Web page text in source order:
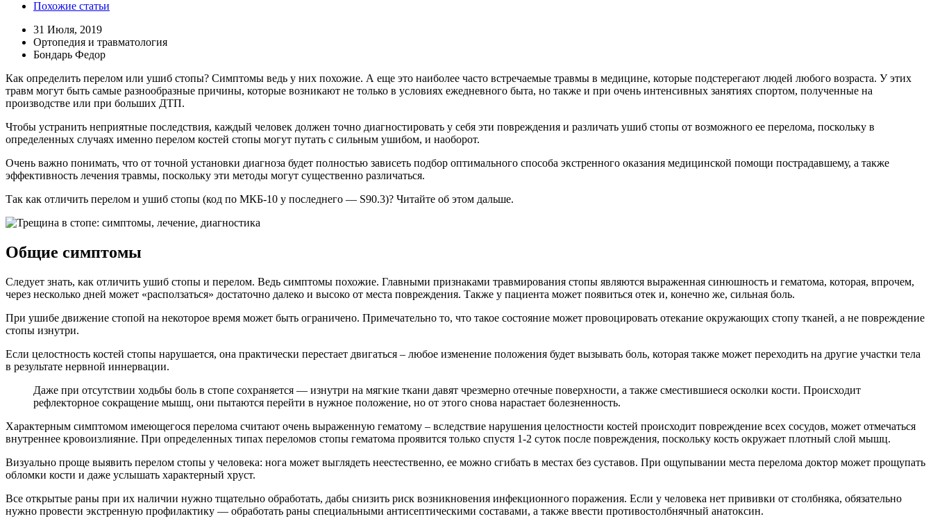
Похожие статьи
31 Июля, 2019
Ортопедия и травматология
Бондарь Федор
Как определить перелом или ушиб стопы? Симптомы ведь у них похожие. А еще это наиболее часто встречаемые травмы в медицине, которые подстерегают людей любого возраста. У этих
травм могут быть самые разнообразные причины, которые возникают не только в условиях ежедневного быта, но также и при очень интенсивных занятиях спортом, полученные на
производстве или при больших ДТП.
Чтобы устранить неприятные последствия, каждый человек должен точно диагностировать у себя эти повреждения и различать ушиб стопы от возможного ее перелома, поскольку в
определенных случаях именно перелом костей стопы могут путать с сильным ушибом, и наоборот.
Очень важно понимать, что от точной установки диагноза будет полностью зависеть подбор оптимального способа экстренного оказания медицинской помощи пострадавшему, а также
эффективность лечения травмы, поскольку эти методы могут существенно различаться.
Так как отличить перелом и ушиб стопы (код по МКБ-10 у последнего — S90.3)? Читайте об этом дальше.
Общие симптомы
Следует знать, как отличить ушиб стопы и перелом. Ведь симптомы похожие. Главными признаками травмирования стопы являются выраженная синюшность и гематома, которая, впрочем,
через несколько дней может «расползаться» достаточно далеко и высоко от места повреждения. Также у пациента может появиться отек и, конечно же, сильная боль.
При ушибе движение стопой на некоторое время может быть ограничено. Примечательно то, что такое состояние может провоцировать отекание окружающих стопу тканей, а не повреждение
стопы изнутри.
Если целостность костей стопы нарушается, она практически перестает двигаться – любое изменение положения будет вызывать боль, которая также может переходить на другие участки тела
в результате нервной иннервации.
Даже при отсутствии ходьбы боль в стопе сохраняется — изнутри на мягкие ткани давят чрезмерно отечные поверхности, а также сместившиеся осколки кости. Происходит
рефлекторное сокращение мышц, они пытаются перейти в нужное положение, но от этого снова нарастает болезненность.
Характерным симптомом имеющегося перелома считают очень выраженную гематому – вследствие нарушения целостности костей происходит повреждение всех сосудов, может отмечаться
внутреннее кровоизлияние. При определенных типах переломов стопы гематома проявится только спустя 1-2 суток после повреждения, поскольку кость окружает плотный слой мышц.
Визуально проще выявить перелом стопы у человека: нога может выглядеть неестественно, ее можно сгибать в местах без суставов. При ощупывании места перелома доктор может прощупать
обломки кости и даже услышать характерный хруст.
Все открытые раны при их наличии нужно тщательно обработать, дабы снизить риск возникновения инфекционного поражения. Если у человека нет прививки от столбняка, обязательно
нужно провести экстренную профилактику — обработать раны специальными антисептическими составами, а также ввести противостолбнячный анатоксин.